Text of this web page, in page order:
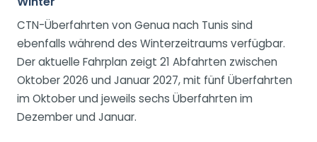
CTN-Überfahrten von Genua nach Tunis sind
ebenfalls während des Winterzeitraums verfügbar.
Der aktuelle Fahrplan zeigt 21 Abfahrten zwischen
Oktober 2026 und Januar 2027, mit fünf Überfahrten
im Oktober und jeweils sechs Überfahrten im
Dezember und Januar.